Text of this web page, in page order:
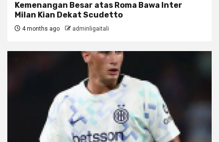
Kemenangan Besar atas Roma Bawa Inter
Milan Kian Dekat Scudetto
4 months ago adminligaitali